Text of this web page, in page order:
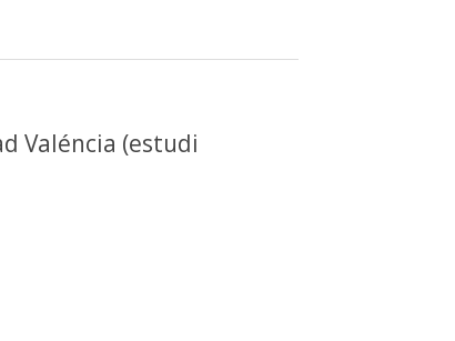
Valéncia (estudi